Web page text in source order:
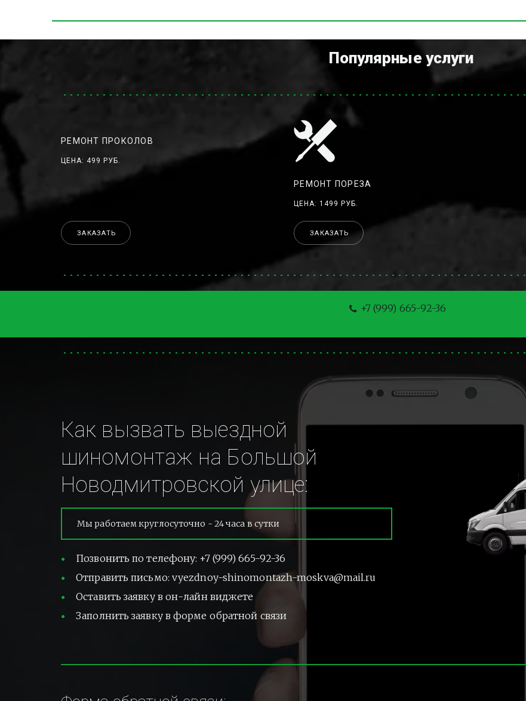
Популярные услуги
РЕМОНТ ПРОКОЛОВ
ЦЕНА: 499 РУБ.
ЗАКАЗАТЬ
РЕМОНТ ПОРЕЗА
ЦЕНА: 1499 РУБ.
ЗАКАЗАТЬ
+7 (999) 665-92-36
Как вызвать выездной
шиномонтаж на Большой
Новодмитровской улице:
Мы работаем круглосуточно - 24 часа в сутки
Позвонить по телефону: +7 (999) 665-92-36
Отправить письмо: vyezdnoy-shinomontazh-moskva@mail.ru
Оставить заявку в он-лайн виджете
Заполнить заявку в форме обратной связи